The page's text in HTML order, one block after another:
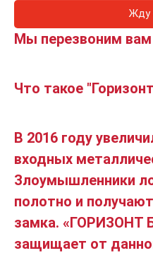
Жду
Мы перезвоним вам
Что такое
В 2016 году
входных
Злоумышленники
полотно и
замка. «ГОРИЗОНТ
защищает от